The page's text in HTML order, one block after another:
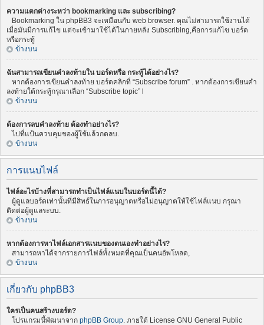
ความแตกต่างระหว่า bookmarking และ subscribing?
Bookmarking ใน phpBB3 จะเหมือนกับ web browser. คุณไม่สามารถใช้งานได้
เมื่อมันมีการแก้ไข แต่จะเข้ามาใช้ได้ในภายหลัง Subscribing,คือการแก้ไข บอร์ด
หรือกระทู้
ข้างบน
ฉันสามารถเขียนคำลงท้ายใน บอร์ดหรือ กระทู้ได้อย่างไร?
หากต้องการเขียนคำลงท้าย บอร์ดคลิกที่ “Subscribe forum” . หากต้องการเขียนคำ
ลงท้ายใต้กระทู้กรุณาเลือก “Subscribe topic” l
ข้างบน
ต้องการลบคำลงท้าย ต้องทำอย่างไร?
ไปที่แป้นควบคุมของผู้ใช้แล้วกดลบ.
ข้างบน
การแนบไฟล์
ไฟล์อะไรบ้างที่สามารถทำเป็นไฟล์แนบในบอร์ดนี้ได้?
ผู้ดูแลบอร์ดเท่านั้นที่มีสิทธ์ในการอนุญาตหรือไม่อนุญาตให้ใช้ไฟล์แนบ กรุณา
ติดต่อผู้ดูแลระบบ.
ข้างบน
หากต้องการหาไฟล์เอกสารแนบของตนเองทำอย่างไร?
สามารถหาได้จากรายการไฟล์ทั้งหมดที่คุณเป็นคนอัพโหลด,
ข้างบน
เกี่ยวกับ phpBB3
ใครเป็นคนสร้างบอร์ด?
โปรแกรมนี้พัฒนาจาก phpBB Group. ภายใต้ License GNU General Public